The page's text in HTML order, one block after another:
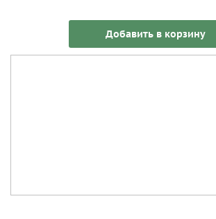
Добавить в корзину